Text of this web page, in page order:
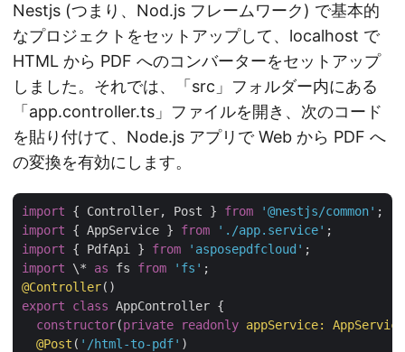
Nestjs (つまり、Nod.js フレームワーク) で基本的
なプロジェクトをセットアップして、localhost で
HTML から PDF へのコンバーターをセットアップ
しました。それでは、「src」フォルダー内にある
「app.controller.ts」ファイルを開き、次のコード
を貼り付けて、Node.js アプリで Web から PDF へ
の変換を有効にします。
import { Controller, Post } from '@nestjs/common'
import { AppService } from './app.service'
import { PdfApi } from 'asposepdfcloud'
import \* as fs from 'fs'
@Controller
export
class AppController {
constructor(private readonly appService: AppService
@Post ( '/html-to-pdf' )